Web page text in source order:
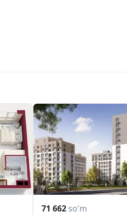
71 662 so'm